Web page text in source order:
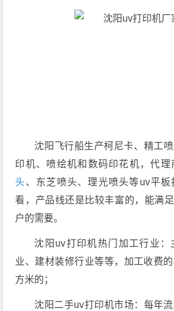
沈阳飞行船生产柯尼卡、精工
印机、喷绘机和数码印花机，代理
头、东芝喷头、理光喷头等uv平
看，产品线还是比较丰富的，能满
户的需要。
沈阳uv打印机热门加工行业：
业、建材装修行业等等，加工收费
方米的；
沈阳二手uv打印机市场：每年